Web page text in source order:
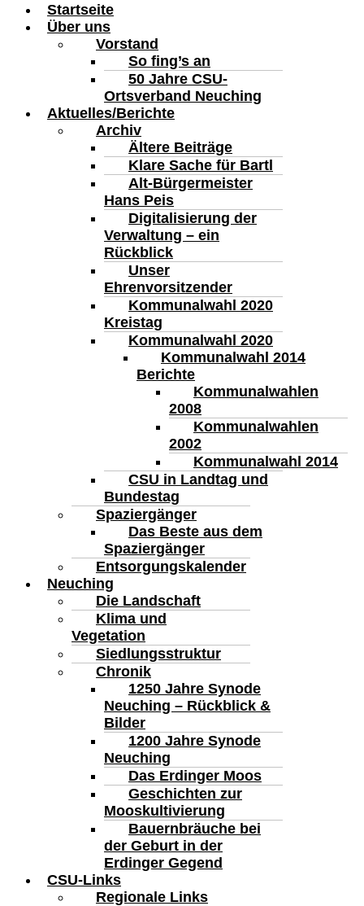
Startseite
Über uns
Vorstand
So fing’s an
50 Jahre CSU-
Ortsverband Neuching
Aktuelles/Berichte
Archiv
Ältere Beiträge
Klare Sache für Bartl
Alt-Bürgermeister
Hans Peis
Digitalisierung der
Verwaltung – ein
Rückblick
Unser
Ehrenvorsitzender
Kommunalwahl 2020
Kreistag
Kommunalwahl 2020
Kommunalwahl 2014
Berichte
Kommunalwahlen
2008
Kommunalwahlen
2002
Kommunalwahl 2014
CSU in Landtag und
Bundestag
Spaziergänger
Das Beste aus dem
Spaziergänger
Entsorgungskalender
Neuching
Die Landschaft
Klima und
Vegetation
Siedlungsstruktur
Chronik
1250 Jahre Synode
Neuching – Rückblick &
Bilder
1200 Jahre Synode
Neuching
Das Erdinger Moos
Geschichten zur
Mooskultivierung
Bauernbräuche bei
der Geburt in der
Erdinger Gegend
CSU-Links
Regionale Links